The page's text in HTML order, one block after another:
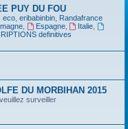
PUY DU FOU
eco eribabinbin Randafrance
, Espagne, Italie
definitives
DU MORBIHAN 2015
surveiller